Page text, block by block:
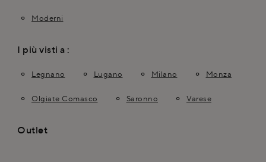
Moderni
I più visti a :
Legnano Lugano Milano Monza
Olgiate Comasco Saronno Varese
Outlet